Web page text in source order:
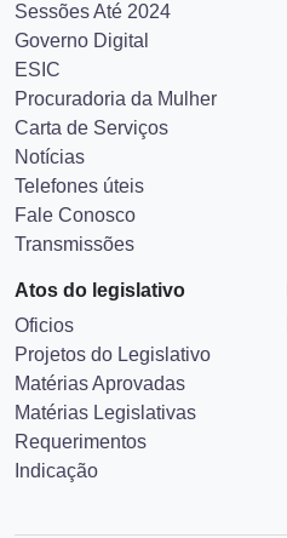
Sessões Até 2024
Governo Digital
ESIC
Procuradoria da Mulher
Carta de Serviços
Notícias
Telefones úteis
Fale Conosco
Transmissões
Atos do legislativo
Oficios
Projetos do Legislativo
Matérias Aprovadas
Matérias Legislativas
Requerimentos
Indicação